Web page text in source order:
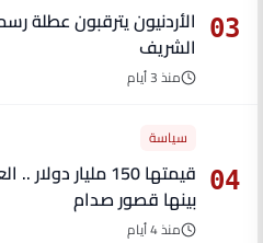
03 الأردنيون يترقبون عطلة
الشريف
منذ 3 أيام
04
سياسة
بينها قصور صدام
منذ 4 أيام